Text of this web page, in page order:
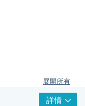
展開所有
詳情